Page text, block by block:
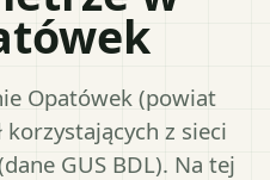
Opatówek (powiat
z sieci
GUS BDL). Na tej